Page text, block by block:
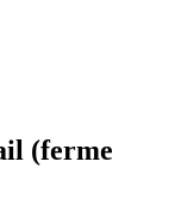
(ferme